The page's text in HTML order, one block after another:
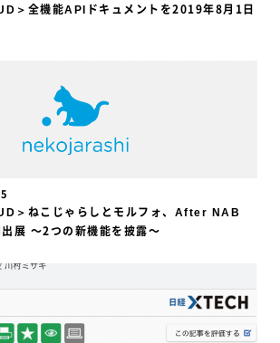
＞全機能APIドキュメントを2019年8月1日
＞ねこじゃらしとモルフォ、After NAB
展 〜2つの新機能を披露〜